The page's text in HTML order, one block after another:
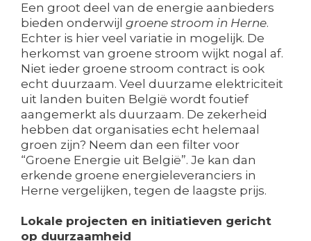
Een groot deel van de energie aanbieders
bieden onderwijl groene stroom in Herne.
Echter is hier veel variatie in mogelijk. De
herkomst van groene stroom wijkt nogal af.
Niet ieder groene stroom contract is ook
echt duurzaam. Veel duurzame elektriciteit
uit landen buiten België wordt foutief
aangemerkt als duurzaam. De zekerheid
hebben dat organisaties echt helemaal
groen zijn? Neem dan een filter voor
“Groene Energie uit België”. Je kan dan
erkende groene energieleveranciers in
Herne vergelijken, tegen de laagste prijs.
Lokale projecten en initiatieven gericht
op duurzaamheid